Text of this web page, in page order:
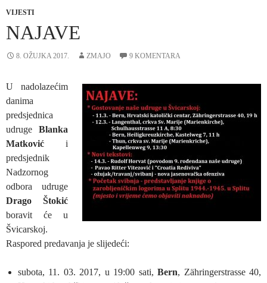
VIJESTI
NAJAVE
8. OŽUJKA 2017. ZMAJO 9 KOMENTARA
U nadolazećim
danima
predsjednica
udruge Blanka
Matković i
predsjednik
Nadzornog
odbora udruge
Drago Štokić
boravit će u
Švicarskoj.
Raspored predavanja je slijedeći:
subota, 11. 03. 2017, u 19:00 sati,Bern, Zähringerstrasse 40,